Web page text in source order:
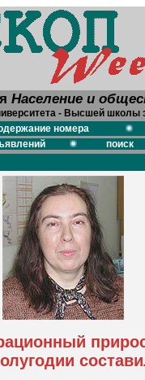
Население и
- Высшей школы
номера
поиск